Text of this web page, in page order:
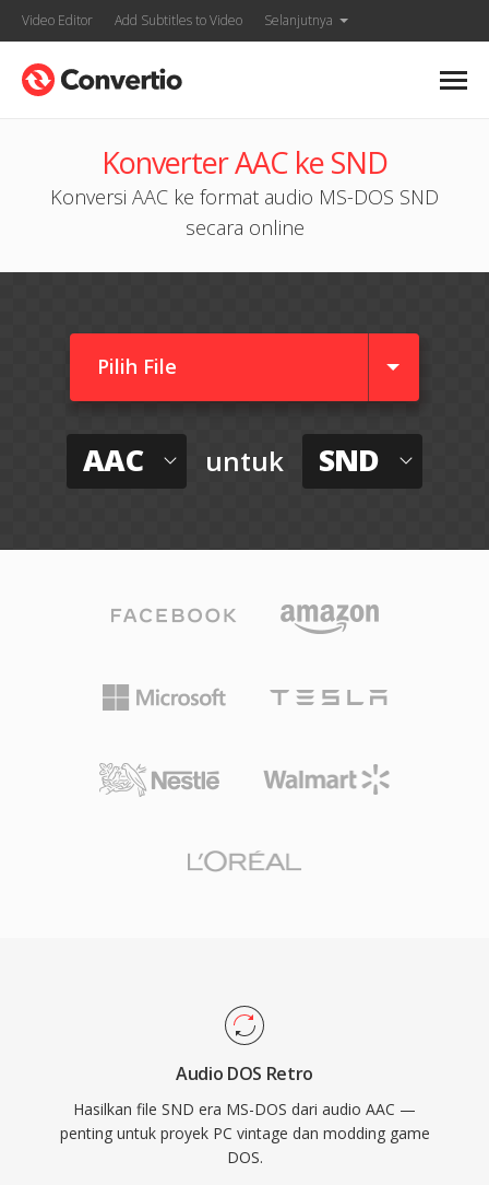
Video Editor Add Subtitles to Video Selanjutnya
Konverter AAC ke SND
Konversi AAC ke format audio MS-DOS SND
secara online
Pilih File
AAC untuk SND
Audio DOS Retro
Hasilkan file SND era MS-DOS dari audio AAC —
penting untuk proyek PC vintage dan modding game
DOS.